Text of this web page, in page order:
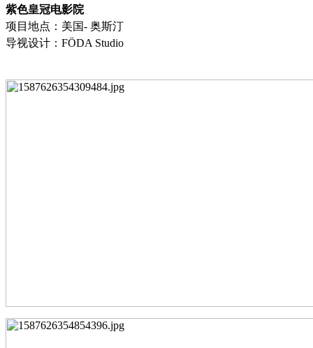
紫色皇冠电影院
项目地点：美国- 奥斯汀
导视设计： FÖDA Studio